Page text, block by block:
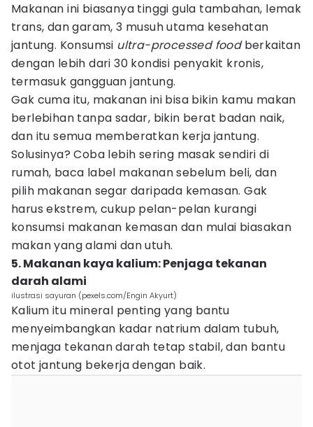
Makanan ini biasanya tinggi gula tambahan, lemak
trans, dan garam, 3 musuh utama kesehatan
jantung. Konsumsi ultra-processed foodberkaitan
dengan lebih dari 30 kondisi penyakit kronis,
termasuk gangguan jantung.
Gak cuma itu, makanan ini bisa bikin kamu makan
berlebihan tanpa sadar, bikin berat badan naik,
dan itu semua memberatkan kerja jantung.
Solusinya? Coba lebih sering masak sendiri di
rumah, baca label makanan sebelum beli, dan
pilih makanan segar daripada kemasan. Gak
harus ekstrem, cukup pelan-pelan kurangi
konsumsi makanan kemasan dan mulai biasakan
makan yang alami dan utuh.
5. Makanan kaya kalium: Penjaga tekanan
darah alami
ilustrasi sayuran (pexels.com/Engin Akyurt)
Kalium itu mineral penting yang bantu
menyeimbangkan kadar natrium dalam tubuh,
menjaga tekanan darah tetap stabil, dan bantu
otot jantung bekerja dengan baik.